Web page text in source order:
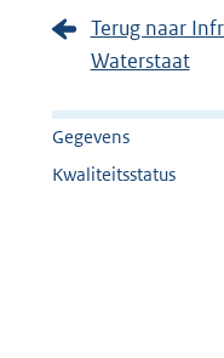
Terug naar
Waterstaat
Gegevens
Kwaliteitsstatus